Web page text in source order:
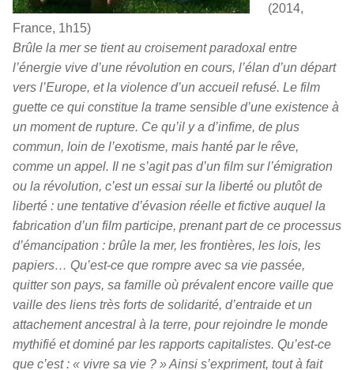
(2014,
France, 1h15)
Brûle la mer se tient au croisement paradoxal entre
l’énergie vive d’une révolution en cours, l’élan d’un départ
vers l’Europe, et la violence d’un accueil refusé. Le film
guette ce qui constitue la trame sensible d’une existence à
un moment de rupture. Ce qu’il y a d’infime, de plus
commun, loin de l’exotisme, mais hanté par le rêve,
comme un appel. Il ne s’agit pas d’un film sur l’émigration
ou la révolution, c’est un essai sur la liberté ou plutôt de
liberté : une tentative d’évasion réelle et fictive auquel la
fabrication d’un film participe, prenant part de ce processus
d’émancipation : brûle la mer, les frontières, les lois, les
papiers… Qu’est-ce que rompre avec sa vie passée,
quitter son pays, sa famille où prévalent encore vaille que
vaille des liens très forts de solidarité, d’entraide et un
attachement ancestral à la terre, pour rejoindre le monde
mythifié et dominé par les rapports capitalistes. Qu’est-ce
que c’est : « vivre sa vie ? » Ainsi s’expriment, tout à fait